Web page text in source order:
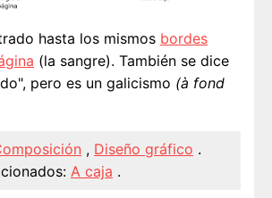
hasta los mismos bordes
(la sangre). También se dice
pero es un galicismo (à fond
, Diseño gráfico .
A caja .